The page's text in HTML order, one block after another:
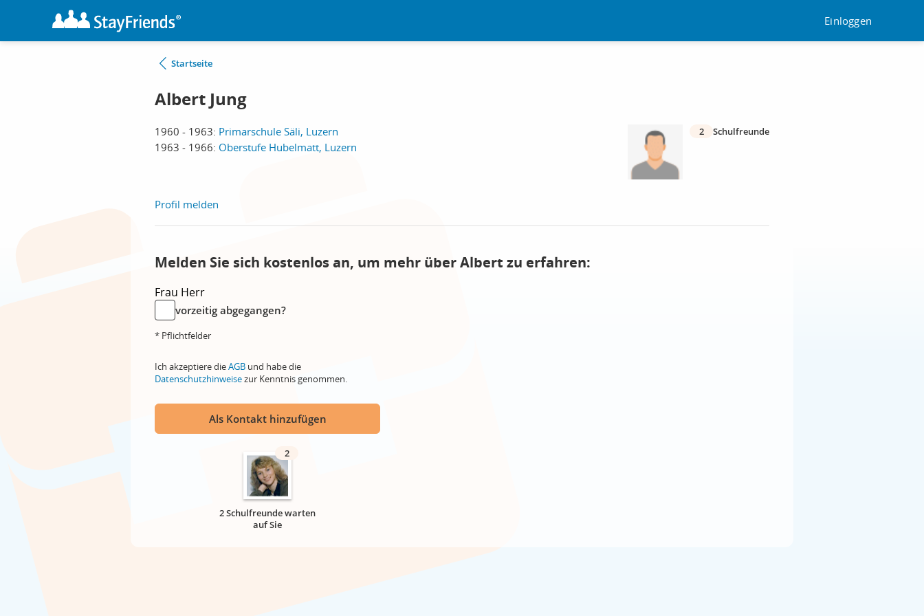
Einloggen
Startseite
Albert Jung
1960 - 1963: Primarschule Säli, Luzern
1963 - 1966: Oberstufe Hubelmatt, Luzern
2 Schulfreunde
Profil melden
Melden Sie sich kostenlos an, um mehr über Albert zu erfahren:
Frau Herr
vorzeitig abgegangen?
* Pflichtfelder
Ich akzeptiere dieAGB und habe die
Datenschutzhinweisezur Kenntnis genommen.
Als Kontakt hinzufügen
2
2 Schulfreunde warten
auf Sie